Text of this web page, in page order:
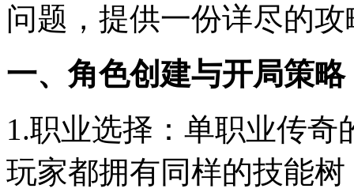
问题，提供一份详尽的
一、角色创建与开局策略
1.职业选择：单职业传奇
玩家都拥有同样的技能